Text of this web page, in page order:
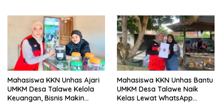
Dibagikan
Mahasiswa KKN Unhas Ajari
UMKM Desa Talawe Kelola
Keuangan, Bisnis Makin
Mahasiswa KKN Unhas Bantu
UMKM Desa Talawe Naik
Kelas Lewat WhatsApp